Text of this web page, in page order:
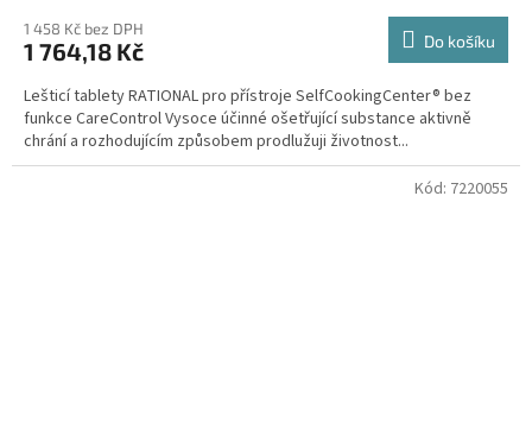
1 458 Kč bez DPH
1 764,18 Kč Do košíku
Lešticí tablety RATIONAL pro přístroje SelfCookingCenter® bez
funkce CareControl Vysoce účinné ošetřující substance aktivně
chrání a rozhodujícím způsobem prodlužuji životnost...
Kód: 7220055